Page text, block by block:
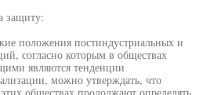
защиту:
положения постиндустриальных и
согласно которым в обществах
являются тенденции
можно утверждать, что